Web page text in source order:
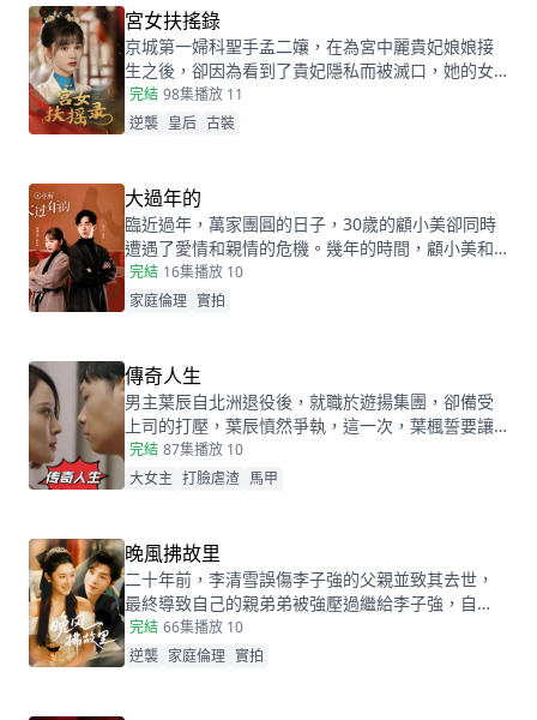
把他當家人。於是傻柱決定離婚，逃離泥潭深陷的
秦家。而秦家因為傻柱的離開，卻發現家裏亂成一
團，原本以為的廢物二女婿越走越高，最被重視的
大女婿卻害得秦家“家破人亡”，於是陷入深深的懊悔
宮女扶搖錄
京城第一婦科聖手孟二孃，在為宮中麗貴妃娘娘接
生之後，卻因為看到了貴妃隱私而被滅口，她的女
兒孟雪昭為了替母親伸冤，在五年後入宮成為宮
女，這五年來孟雪昭與其他被貴妃無辜殘害的受害
完結 98集播放 11
逆襲 皇后 古裝
大過年的
臨近過年，萬家團圓的日子，30歲的顧小美卻同時
遭遇了愛情和親情的危機。幾年的時間，顧小美和
青梅竹馬的老公何全，走到“別過了”還是“湊合過”的
關鍵節點。除夕將至，顧小美和何全揣着“ 是否離
完結 16集播放 10
家庭倫理 實拍
傳奇人生
男主葉辰自北洲退役後，就職於遊揚集團，卻備受
上司的打壓，葉辰憤然爭執，這一次，葉楓誓要讓
他們付出代價！
完結 87集播放 10
大女主 打臉虐渣 馬甲
晚風拂故里
二十年前，李清雪誤傷李子強的父親並致其去世，
最終導致自己的親弟弟被強壓過繼給李子強，自
此，李山鬱鬱寡歡。二十年後，李清雪事業有成，
想回村接自己的弟弟和父親一家團圓，卻誤認為父
完結 66集播放 10
逆襲 家庭倫理 實拍